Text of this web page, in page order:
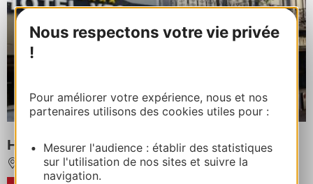
Nous respectons votre vie privée
!
Pour améliorer votre expérience, nous et nos
partenaires utilisons des cookies utiles pour :
Mesurer l'audience : établir des statistiques
sur l'utilisation de nos sites et suivre la
navigation.
HÔTEL VESUVIO
LOURDES À 17 km de BAGNERES-DE-BIGORRE